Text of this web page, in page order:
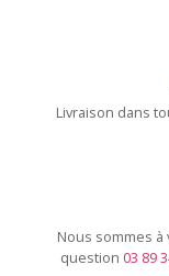
Livraison dans
Nous sommes
question 03 89